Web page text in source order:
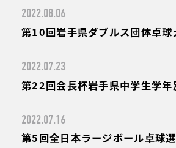
2022.08.06
第10回岩手県ダブルス団体卓球
2022.07.23
第22回会長杯岩手県中学生学年
2022.07.16
第5回全日本ラージボール卓球